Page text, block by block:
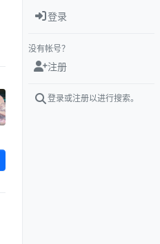
登录
没有帐号？
注册
登录或注册以进行搜索。